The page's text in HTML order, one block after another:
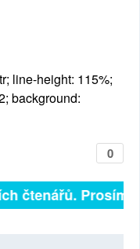
line-height: 115%;
background:
0
čtenářů. Prosíme,